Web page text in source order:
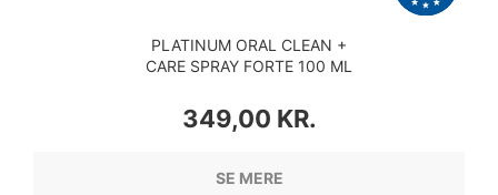
PLATINUM ORAL CLEAN +
CARE SPRAY FORTE 100 ML
PRIS
349,00 KR.
SE MERE